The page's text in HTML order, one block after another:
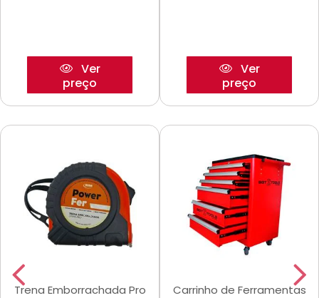
Ver
preço
Ver
preço
Trena Emborrachada Pro
Carrinho de Ferramentas